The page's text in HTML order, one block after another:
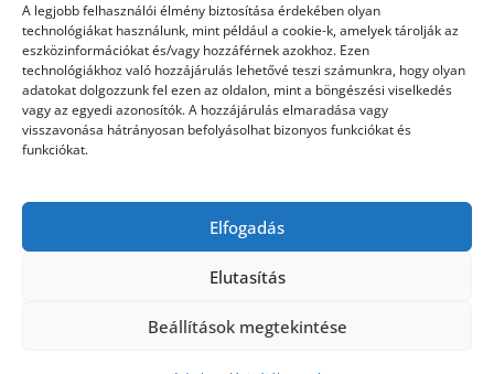
A legjobb felhasználói élmény biztosítása érdekében olyan
technológiákat használunk, mint például a cookie-k, amelyek tárolják az
eszközinformációkat és/vagy hozzáférnek azokhoz. Ezen
technológiákhoz való hozzájárulás lehetővé teszi számunkra, hogy olyan
adatokat dolgozzunk fel ezen az oldalon, mint a böngészési viselkedés
vagy az egyedi azonosítók. A hozzájárulás elmaradása vagy
visszavonása hátrányosan befolyásolhat bizonyos funkciókat és
funkciókat.
Elfogadás
Elutasítás
Beállítások megtekintése
Magyarországon: milyen jogi szabályozásra kell figyelni?
Akciós külföldi nyaralás 2026-ban előfoglalással: mit
ellenőrizz az ár mellett?
A Kassai Irodaház modern munkakörnyezetet biztosít